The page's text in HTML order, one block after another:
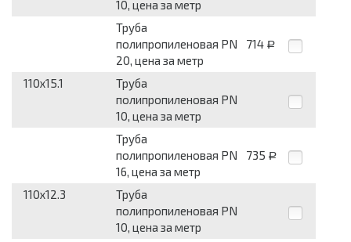
10, цена за метр
Труба
полипропиленовая PN
20, цена за метр
714 Р
110x15.1
Труба
полипропиленовая PN
10, цена за метр
Труба
полипропиленовая PN
16, цена за метр
735 Р
110x12.3
Труба
полипропиленовая PN
10, цена за метр